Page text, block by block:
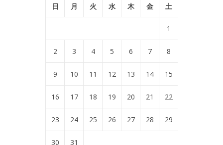
日 月 火 水 木 金 土
1
2 3 4 5 6 7 8
9 10 11 12 13 14 15
16 17 18 19 20 21 22
23 24 25 26 27 28 29
30 31